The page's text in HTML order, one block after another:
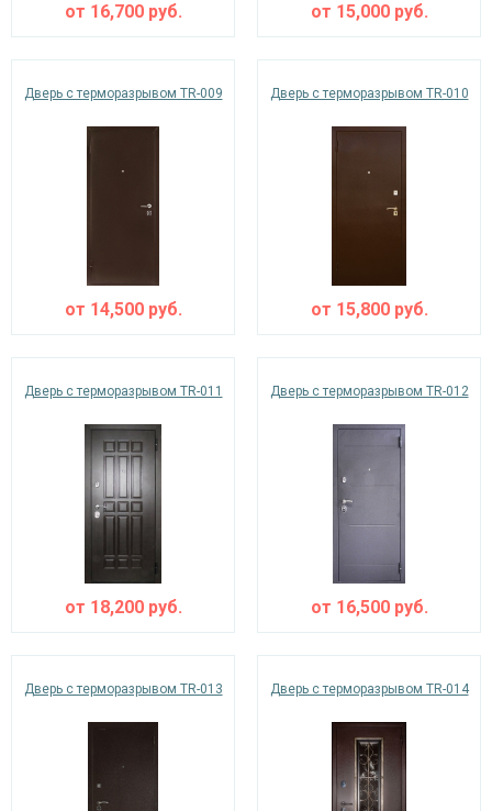
от 16,700руб. от 15,000руб.
Дверь с терморазрывом TR-009
от 14,500руб.
Дверь с терморазрывом TR-010
от 15,800руб.
Дверь с терморазрывом TR-011
от 18,200руб.
Дверь с терморазрывом TR-012
от 16,500руб.
Дверь с терморазрывом TR-013 Дверь с терморазрывом TR-014